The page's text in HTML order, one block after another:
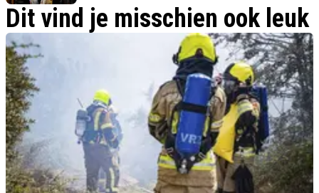
Dit vind je misschien ook leuk